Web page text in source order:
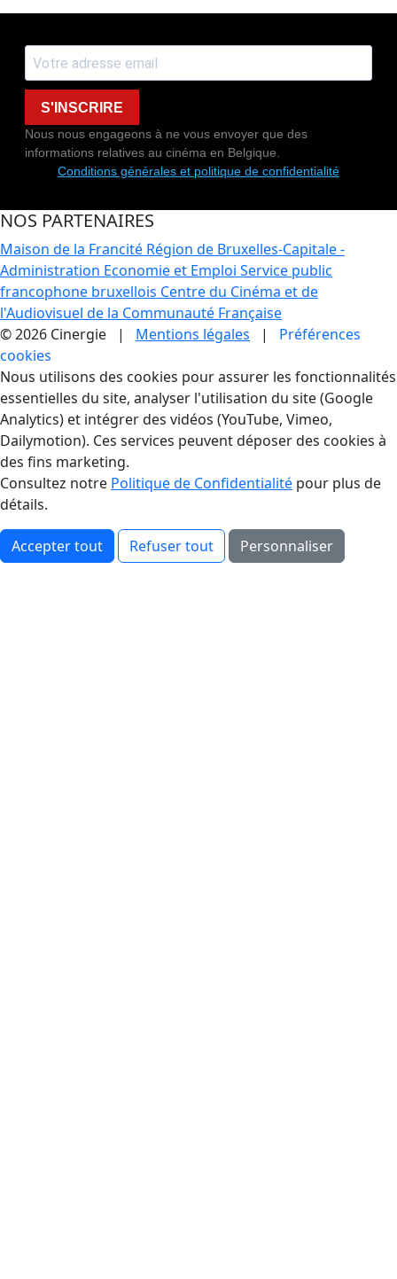
S'INSCRIRE
Nous nous engageons à ne vous envoyer que des
informations relatives au cinéma en Belgique.
Conditions générales et politique de confidentialité
NOS PARTENAIRES
Maison de la Francité Région de Bruxelles-Capitale -
Administration Economie et Emploi Service public
francophone bruxellois Centre du Cinéma et de
l'Audiovisuel de la Communauté Française
© 2026 Cinergie | Mentions légales | Préférences
cookies
Gestion des Cookies
Nous utilisons des cookies pour assurer les fonctionnalités
essentielles du site, analyser l'utilisation du site (Google
Analytics) et intégrer des vidéos (YouTube, Vimeo,
Dailymotion). Ces services peuvent déposer des cookies à
des fins marketing.
Consultez notre Politique de Confidentialité pour plus de
détails.
Accepter tout Refuser tout Personnaliser